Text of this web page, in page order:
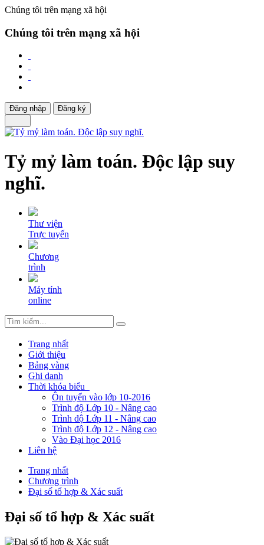
Chúng tôi trên mạng xã hội
Chúng tôi trên mạng xã hội
Đăng nhập Đăng ký
Tỷ mỷ làm toán. Độc lập suy
nghĩ.
Thư viện
Trực tuyến
Chương
trình
Máy tính
online
Trang nhất
Giới thiệu
Bảng vàng
Ghi danh
Thời khóa biểu
Ôn tuyển vào lớp 10-2016
Trình độ Lớp 10 - Nâng cao
Trình độ Lớp 11 - Nâng cao
Trình độ Lớp 12 - Nâng cao
Vào Đại học 2016
Liên hệ
Trang nhất
Chương trình
Đại số tổ hợp & Xác suất
Đại số tổ hợp & Xác suất